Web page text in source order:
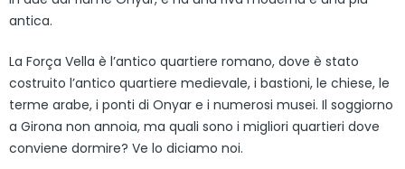
antica.
La Força Vella è l’antico quartiere romano, dove è stato
costruito l’antico quartiere medievale, i bastioni, le chiese, le
terme arabe, i ponti di Onyar e i numerosi musei. Il soggiorno
a Girona non annoia, ma quali sono i migliori quartieri dove
conviene dormire? Ve lo diciamo noi.